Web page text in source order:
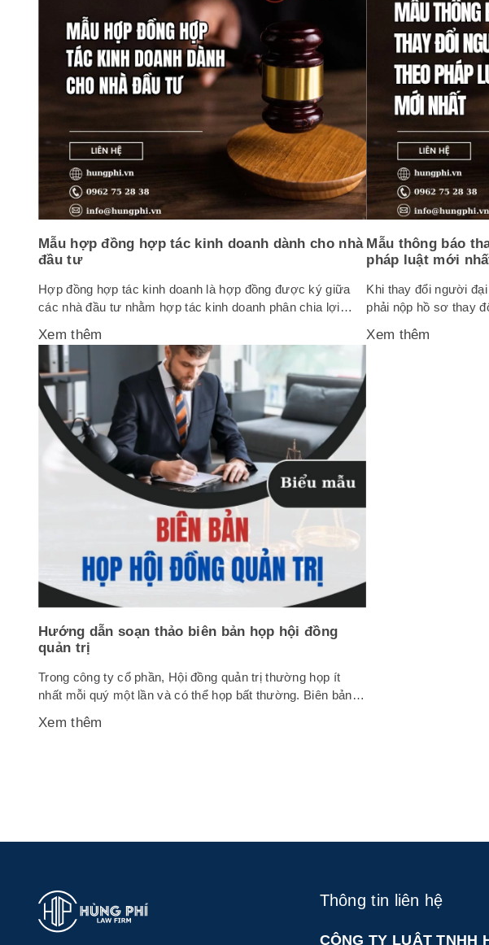
Mẫu hợp đồng hợp tác kinh doanh dành cho nhà
đầu tư
Hợp đồng hợp tác kinh doanh là hợp đồng được ký giữa
các nhà đầu tư nhằm hợp tác kinh doanh phân chia lợi
kinh tế. Dưới đây là chi tiết mẫu hợp đồng hợp tác kinh
doanh dành cho nhà đầu tư. 1....
Xem thêm
Mẫu thông báo
pháp luật mới
Khi thay đổi người
phải nộp hồ sơ thay
báo thay đổi người
Xem thêm
Hướng dẫn soạn thảo biên bản họp hội đồng
quản trị
Trong công ty cổ phần, Hội đồng quản trị thường họp ít
nhất mỗi quý một lần và có thể họp bất thường. Biên bản
diễn biến tại cuộc họp của công ty, vì thế đây là văn bản rất
Xem thêm
Thông tin liên hệ
CÔNG TY LUẬT TNHH